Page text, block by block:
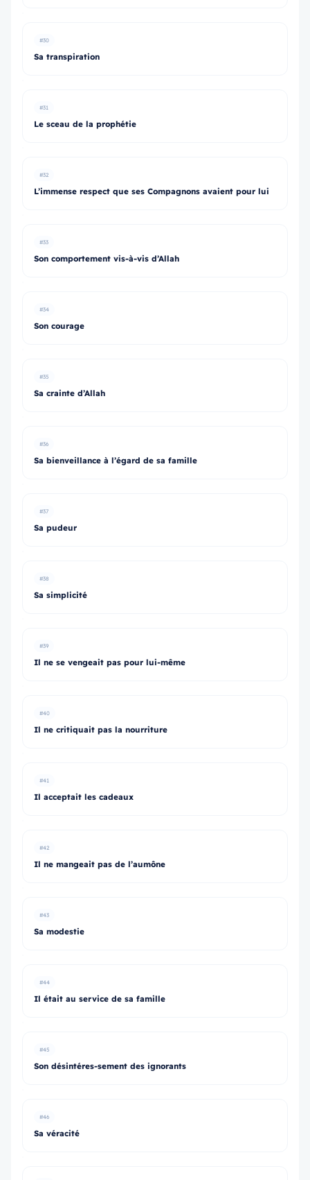
#30
Sa transpiration
#31
Le sceau de la prophétie
#32
L’immense respect que ses Compagnons avaient pour lui
#33
Son comportement vis-à-vis d’Allah
#34
Son courage
#35
Sa crainte d’Allah
#36
Sa bienveillance à l’égard de sa famille
#37
Sa pudeur
#38
Sa simplicité
#39
Il ne se vengeait pas pour lui-même
#40
Il ne critiquait pas la nourriture
#41
Il acceptait les cadeaux
#42
Il ne mangeait pas de l’aumône
#43
Sa modestie
#44
Il était au service de sa famille
#45
Son désintéres-sement des ignorants
#46
Sa véracité